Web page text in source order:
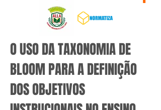
O USO DA TAXONOMIA DE
BLOOM PARA A DEFINIÇÃO
DOS OBJETIVOS